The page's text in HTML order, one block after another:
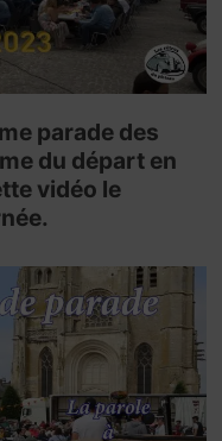
parade des
du départ en
vidéo le